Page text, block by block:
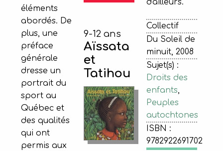
éléments
abordés. De
plus, une
préface
générale
dresse un
portrait du
sport au
Québec et
des qualités
qui ont
permis aux
d'ailleurs.
Collectif
Du Soleil de
minuit, 2008
Sujet(s) :
Droits des
enfants,
Peuples
autochtones
ISBN :
9782922691702
9-12 ans
Aïssata
et
Tatihou